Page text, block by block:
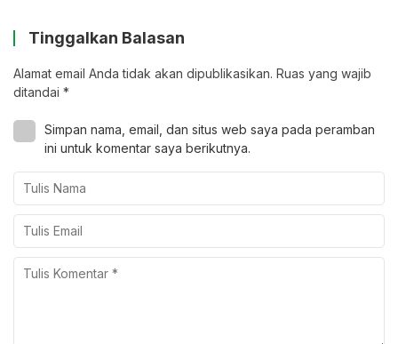
Tinggalkan Balasan
Alamat email Anda tidak akan dipublikasikan. Ruas yang wajib
ditandai *
Simpan nama, email, dan situs web saya pada peramban
ini untuk komentar saya berikutnya.